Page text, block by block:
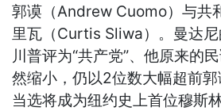
郭谟（Andrew Cuomo）与共
里瓦（Curtis Sliwa）。曼达
川普评为“共产党”、他原来的
然缩小，仍以2位数大幅超前
当选将成为纽约史上首位穆斯